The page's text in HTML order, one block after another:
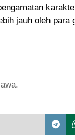
jauh oleh para